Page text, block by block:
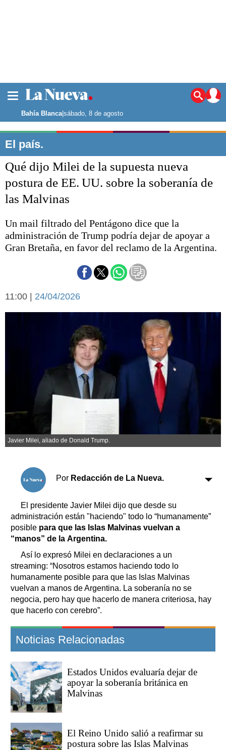
Noticias
La ciudad
Punta Alta
El mundo
Seguridad
Liga del Sur
Básquetbol
Fútbol
Aplausos
Economía y campo
Con el campo
Espacio empresas
Sociedad y tiempo
Sociedad
Tecnología
Turismo
Es viral
El tiempo
Cartón Lleno
Fúnebres
Horóscopo
Suplementos
Servicios
Farmacias
Transportes
Loterías
Datos Útiles
Fúnebres
Edictos
Teléfonos de urgencia
Bahía Blanca|sábado, 8 de agosto
El país.
Qué dijo Milei de la supuesta nueva
postura de EE. UU. sobre la soberanía de
las Malvinas
Un mail filtrado del Pentágono dice que la
administración de Trump podría dejar de apoyar a
Gran Bretaña, en favor del reclamo de la Argentina.
11:00 | 24/04/2026
Javier Milei, aliado de Donald Trump.
Por Redacción de La Nueva.
El presidente Javier Milei dijo que desde su
administración están "haciendo" todo lo “humanamente”
posible para que las Islas Malvinas vuelvan a
“manos” de la Argentina.
Así lo expresó Milei en declaraciones a un
streaming: “Nosotros estamos haciendo todo lo
humanamente posible para que las Islas Malvinas
vuelvan a manos de Argentina. La soberanía no se
negocia, pero hay que hacerlo de manera criteriosa, hay
que hacerlo con cerebro”.
Noticias Relacionadas
Estados Unidos evaluaría dejar de
apoyar la soberanía británica en
Malvinas
El Reino Unido salió a reafirmar su
postura sobre las Islas Malvinas